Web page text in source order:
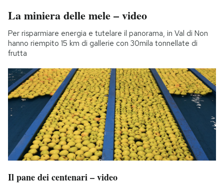
La miniera delle mele – video
Per risparmiare energia e tutelare il panorama, in Val di Non
hanno riempito 15 km di gallerie con 30mila tonnellate di
frutta
Il pane dei centenari – video